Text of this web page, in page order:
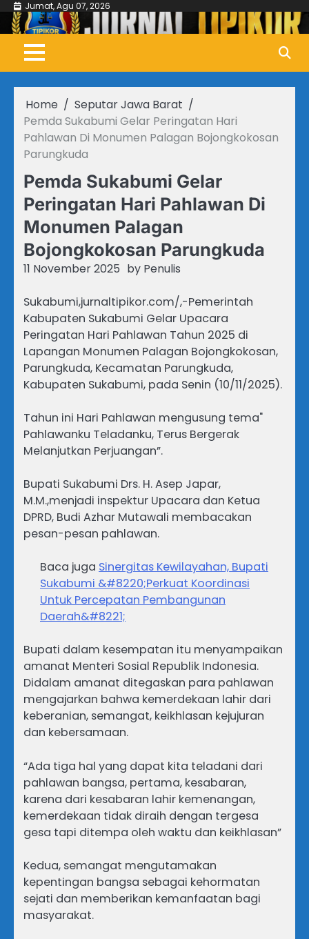
Skip
content
Jumat, Agu 07, 2026
Home
Seputar Jawa Barat
Pemda Sukabumi Gelar Peringatan Hari
Pahlawan Di Monumen Palagan Bojongkokosan
Parungkuda
Pemda Sukabumi Gelar
Peringatan Hari Pahlawan Di
Monumen Palagan
Bojongkokosan Parungkuda
11 November 2025 by Penulis
Sukabumi,jurnaltipikor.com/,-Pemerintah
Kabupaten Sukabumi Gelar Upacara
Peringatan Hari Pahlawan Tahun 2025 di
Lapangan Monumen Palagan Bojongkokosan,
Parungkuda, Kecamatan Parungkuda,
Kabupaten Sukabumi, pada Senin (10/11/2025).
Tahun ini Hari Pahlawan mengusung tema"
Pahlawanku Teladanku, Terus Bergerak
Melanjutkan Perjuangan”.
Bupati Sukabumi Drs. H. Asep Japar,
M.M.,menjadi inspektur Upacara dan Ketua
DPRD, Budi Azhar Mutawali membacakan
pesan-pesan pahlawan.
Baca juga Sinergitas Kewilayahan, Bupati
Sukabumi &#8220;Perkuat Koordinasi
Untuk Percepatan Pembangunan
Daerah&#8221;
Bupati dalam kesempatan itu menyampaikan
amanat Menteri Sosial Republik Indonesia.
Didalam amanat ditegaskan para pahlawan
mengajarkan bahwa kemerdekaan lahir dari
keberanian, semangat, keikhlasan kejujuran
dan kebersamaan.
“Ada tiga hal yang dapat kita teladani dari
pahlawan bangsa, pertama, kesabaran,
karena dari kesabaran lahir kemenangan,
kemerdekaan tidak diraih dengan tergesa
gesa tapi ditempa oleh waktu dan keikhlasan”
Kedua, semangat mengutamakan
kepentingan bangsa sebagai kehormatan
sejati dan memberikan kemanfaatan bagi
masyarakat.